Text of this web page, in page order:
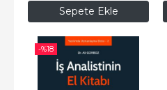
Sepete Ekle
-%18